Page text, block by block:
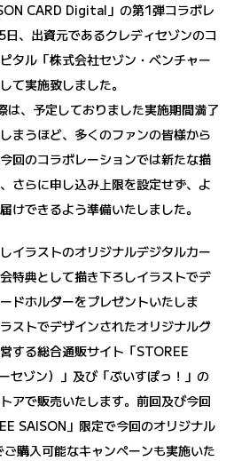
CARD Digital」の第1弾コラボレ
、出資元であるクレディセゾンのコ
タル「株式会社セゾン・ベンチャー
て実施致しました。
は、予定しておりました実施期間満了
まうほど、多くのファンの皆様から
回のコラボレーションでは新たな描
さらに申し込み上限を設定せず、よ
けできるよう準備いたしました。
イラストのオリジナルデジタルカー
特典として描き下ろしイラストでデ
ドホルダーをプレゼントいたしま
ストでデザインされたオリジナルグ
する総合通販サイト「STOREE
セゾン）」​​及び「ぶいすぽっ！」の
ア​​で販売いたします。前回及び今回
SAISON」​​限定で今回のオリジナル
購入可能なキャンペーンも実施いた